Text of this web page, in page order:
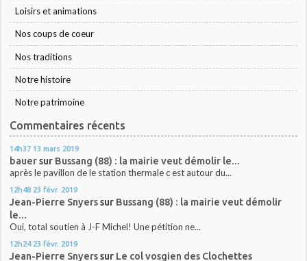
Loisirs et animations
Nos coups de coeur
Nos traditions
Notre histoire
Notre patrimoine
Commentaires récents
14h37 13 mars 2019
bauersur Bussang (88) : la mairie veut démolir le...
après le pavillon de le station thermale c est autour du...
12h48 23 févr. 2019
Jean-Pierre Snyerssur Bussang (88) : la mairie veut démolir
le...
Oui, total soutien à J-F Michel! Une pétition ne...
12h24 23 févr. 2019
Jean-Pierre Snyerssur Le col vosgien des Clochettes